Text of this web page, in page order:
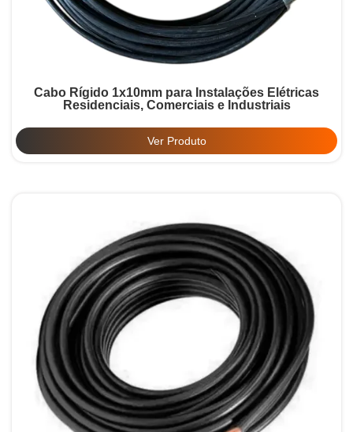
Cabo Rígido 1x10mm para Instalações Elétricas
Residenciais, Comerciais e Industriais
Ver Produto